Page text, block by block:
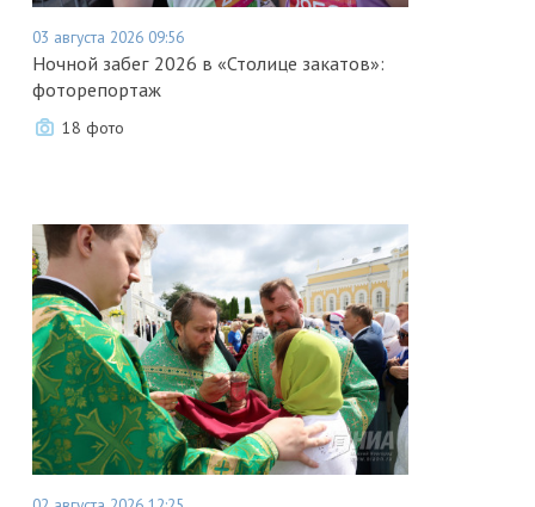
03 августа 2026 09:56
Ночной забег 2026 в «Столице закатов»:
фоторепортаж
18 фото